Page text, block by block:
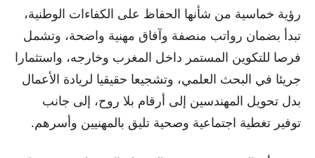
رؤية خماسية من شأنها الحفاظ على الكفاءات الوطنية،
تبدأ بضمان رواتب منصفة وآفاق مهنية واضحة، وتشمل
فرصا للتكوين المستمر داخل المغرب وخارجه، واستثمارا
جريئا في البحث العلمي، وتشجيعا حقيقيا لريادة الأعمال
بدل تحويل المهندسين إلى أرقام بلا روح، إلى جانب
توفير تغطية اجتماعية وصحية تليق بالمهنيين وأسرهم.